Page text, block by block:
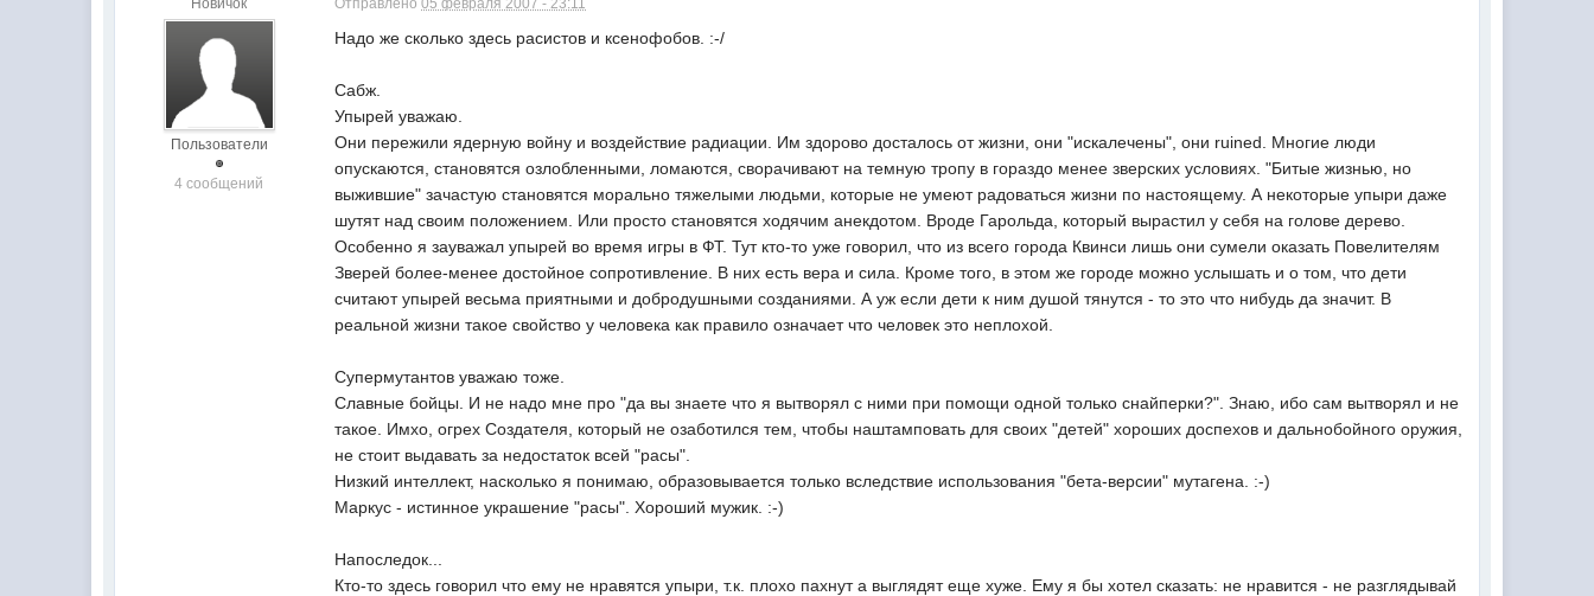
Новичок
Пользователи
4 сообщений
Отправлено05 февраля 2007 - 23:11
Надо же сколько здесь расистов и ксенофобов. :-/
Сабж.
Упырей уважаю.
Они пережили ядерную войну и воздействие радиации. Им здорово досталось от жизни, они "искалечены", они ruined. Многие люди
опускаются, становятся озлобленными, ломаются, сворачивают на темную тропу в гораздо менее зверских условиях. "Битые жизнью, но
выжившие" зачастую становятся морально тяжелыми людьми, которые не умеют радоваться жизни по настоящему. А некоторые упыри даже
шутят над своим положением. Или просто становятся ходячим анекдотом. Вроде Гарольда, который вырастил у себя на голове дерево.
Особенно я зауважал упырей во время игры в ФТ. Тут кто-то уже говорил, что из всего города Квинси лишь они сумели оказать Повелителям
Зверей более-менее достойное сопротивление. В них есть вера и сила. Кроме того, в этом же городе можно услышать и о том, что дети
считают упырей весьма приятными и добродушными созданиями. А уж если дети к ним душой тянутся - то это что нибудь да значит. В
реальной жизни такое свойство у человека как правило означает что человек это неплохой.
Супермутантов уважаю тоже.
Славные бойцы. И не надо мне про "да вы знаете что я вытворял с ними при помощи одной только снайперки?". Знаю, ибо сам вытворял и не
такое. Имхо, огрех Создателя, который не озаботился тем, чтобы наштамповать для своих "детей" хороших доспехов и дальнобойного оружия,
не стоит выдавать за недостаток всей "расы".
Низкий интеллект, насколько я понимаю, образовывается только вследствие использования "бета-версии" мутагена. :-)
Маркус - истинное украшение "расы". Хороший мужик. :-)
Напоследок...
Кто-то здесь говорил что ему не нравятся упыри, т.к. плохо пахнут а выглядят еще хуже. Ему я бы хотел сказать: не нравится - не разглядывай